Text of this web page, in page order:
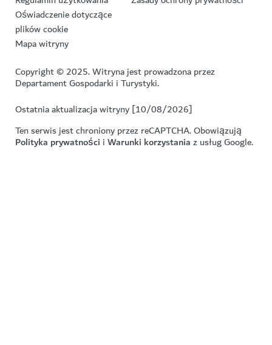
Oświadczenie dotyczące
plików cookie
Mapa witryny
Copyright © 2025. Witryna jest prowadzona przez
Departament Gospodarki i Turystyki.
Ostatnia aktualizacja witryny [10/08/2026]
Ten serwis jest chroniony przez reCAPTCHA. Obowiązują
Polityka prywatności iWarunki korzystaniaz usług Google.